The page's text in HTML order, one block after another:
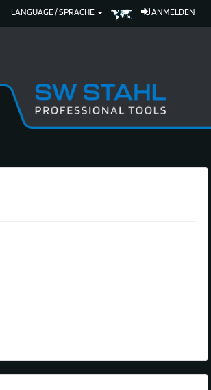
ANMELDEN
LANGUAGE / SPRACHE